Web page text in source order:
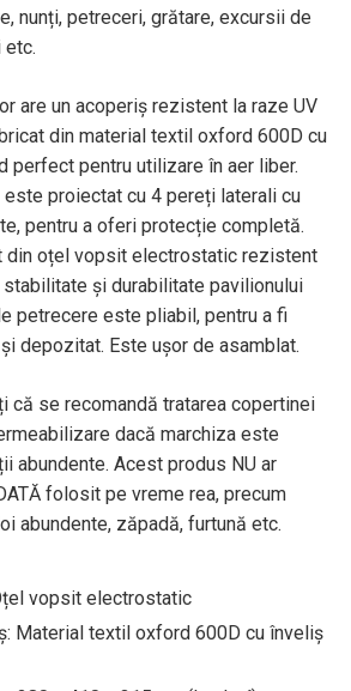
nunți, petreceri, grătare, excursii de
etc.
are un acoperiș rezistent la raze UV
din material textil oxford 600D cu
perfect pentru utilizare în aer liber.
proiectat cu 4 pereți laterali cu
pentru a oferi protecție completă.
din oțel vopsit electrostatic rezistent
stabilitate și durabilitate pavilionului
petrecere este pliabil, pentru a fi
depozitat. Este ușor de asamblat.
că se recomandă tratarea copertinei
dacă marchiza este
abundente. Acest produs NU ar
folosit pe vreme rea, precum
abundente, zăpadă, furtună etc.
vopsit electrostatic
Material textil oxford 600D cu înveliș